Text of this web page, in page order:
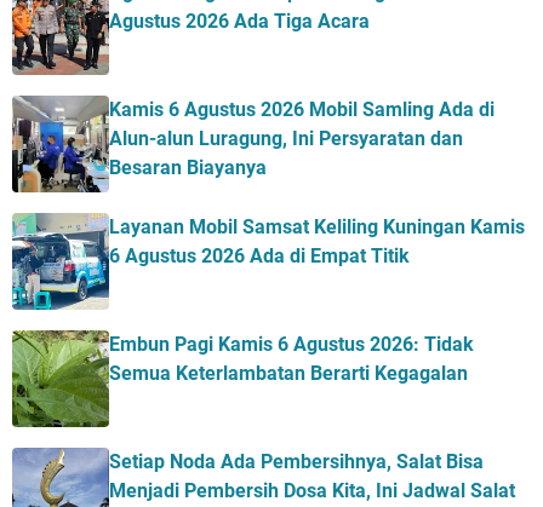
Agustus 2026 Ada Tiga Acara
Kamis 6 Agustus 2026 Mobil Samling Ada di
Alun-alun Luragung, Ini Persyaratan dan
Besaran Biayanya
Layanan Mobil Samsat Keliling Kuningan Kamis
6 Agustus 2026 Ada di Empat Titik
Embun Pagi Kamis 6 Agustus 2026: Tidak
Semua Keterlambatan Berarti Kegagalan
Setiap Noda Ada Pembersihnya, Salat Bisa
Menjadi Pembersih Dosa Kita, Ini Jadwal Salat